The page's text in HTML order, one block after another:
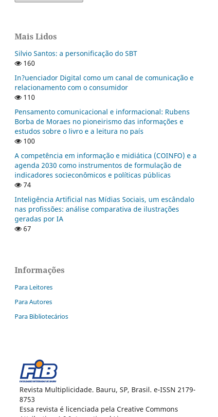
Mais Lidos
Silvio Santos: a personificação do SBT
160
In?uenciador Digital como um canal de comunicação e
relacionamento com o consumidor
110
Pensamento comunicacional e informacional: Rubens
Borba de Moraes no pioneirismo das informações e
estudos sobre o livro e a leitura no país
100
A competência em informação e midiática (COINFO) e a
agenda 2030 como instrumentos de formulação de
indicadores socieconômicos e políticas públicas
74
Inteligência Artificial nas Mídias Sociais, um escândalo
nas profissões: análise comparativa de ilustrações
geradas por IA
67
Informações
Para Leitores
Para Autores
Para Bibliotecários
Revista Multiplicidade. Bauru, SP, Brasil. e-ISSN 2179-
8753
Essa revista é licenciada pela Creative Commons